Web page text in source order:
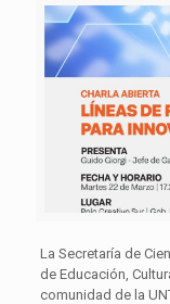
La Secretaría de
de Educación,
comunidad de la